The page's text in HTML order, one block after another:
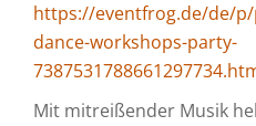
https://eventfrog.de/de/
dance-workshops-party-
Mit mitreißender Musik